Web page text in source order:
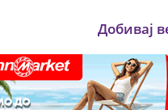
Добивај